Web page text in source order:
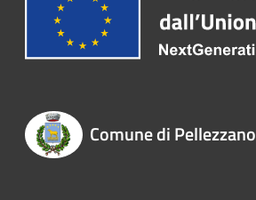
Comune di Pellezzano